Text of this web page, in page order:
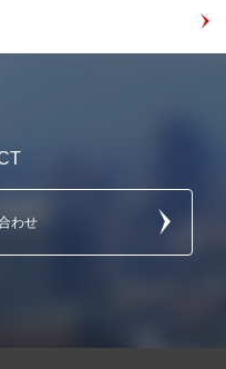
わせ